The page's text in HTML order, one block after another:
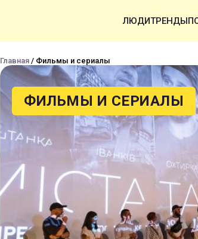
ЛЮДИТРЕНДЫ
Главная / Фильмы и сериалы
ФИЛЬМЫ И СЕРИАЛЫ